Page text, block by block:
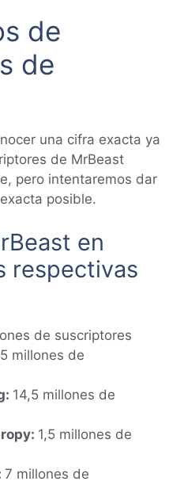
de
de
una cifra exacta ya
de MrBeast
pero intentaremos dar
posible.
en
respectivas
de suscriptores
millones de
14,5 millones de
1,5 millones de
7 millones de